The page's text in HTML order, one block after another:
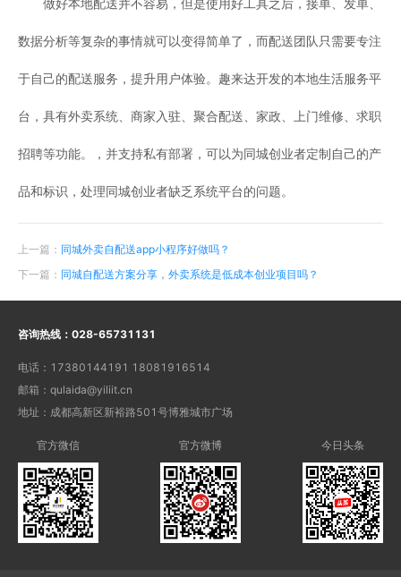
做好本地配送并不容易，但是使用好工具之后，接单、发单、
数据分析等复杂的事情就可以变得简单了，而配送团队只需要专注
于自己的配送服务，提升用户体验。趣来达开发的本地生活服务平
台，具有外卖系统、商家入驻、聚合配送、家政、上门维修、求职
招聘等功能。，并支持私有部署，可以为同城创业者定制自己的产
品和标识，处理同城创业者缺乏系统平台的问题。
上一篇： 同城外卖自配送app小程序好做吗？
下一篇： 同城自配送方案分享，外卖系统是低成本创业项目吗？
咨询热线： 028-65731131
电话： 17380144191 18081916514
邮箱： qulaida@yiliit.cn
地址： 成都高新区新裕路501号博雅城市广场
官方微信 官方微博 今日头条